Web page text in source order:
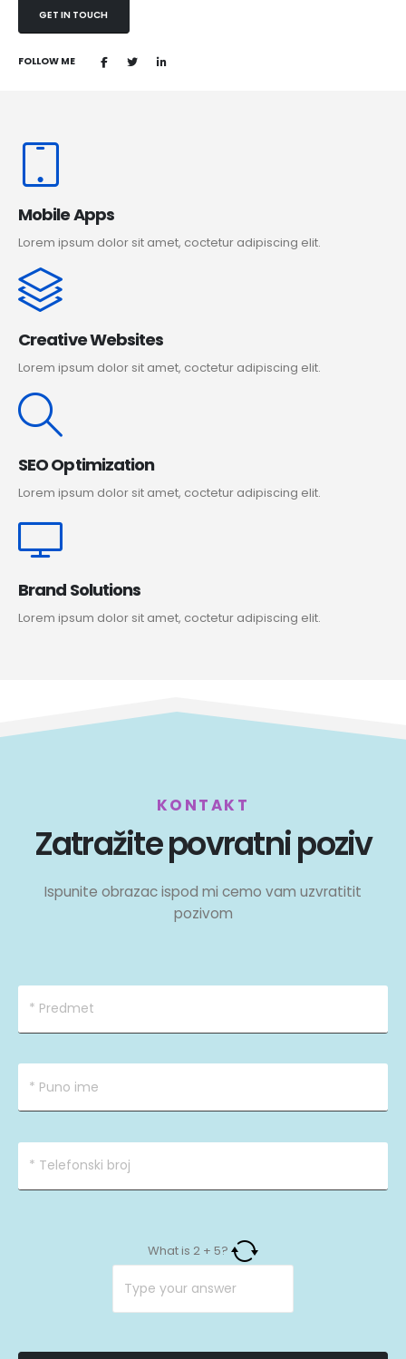
GET IN TOUCH
FOLLOW ME
Mobile Apps
Lorem ipsum dolor sit amet, coctetur adipiscing elit.
Creative Websites
Lorem ipsum dolor sit amet, coctetur adipiscing elit.
SEO Optimization
Lorem ipsum dolor sit amet, coctetur adipiscing elit.
Brand Solutions
Lorem ipsum dolor sit amet, coctetur adipiscing elit.
KONTAKT
Zatražite povratni poziv
Ispunite obrazac ispod mi cemo vam uzvratitit
pozivom
What is 2 + 5?